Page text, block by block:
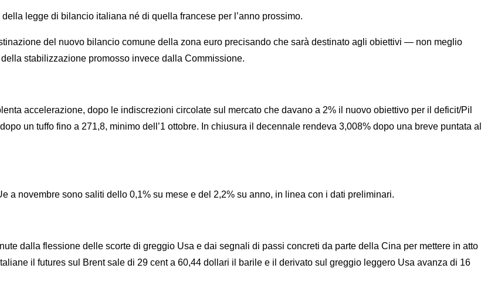
legge di bilancio italiana né di quella francese per l’anno prossimo.
del nuovo bilancio comune della zona euro precisando che sarà destinato agli obiettivi — non meglio
stabilizzazione promosso invece dalla Commissione.
accelerazione, dopo le indiscrezioni circolate sul mercato che davano a 2% il nuovo obiettivo per il deficit/Pil
un tuffo fino a 271,8, minimo dell’1 ottobre. In chiusura il decennale rendeva 3,008% dopo una breve puntata al
a novembre sono saliti dello 0,1% su mese e del 2,2% su anno, in linea con i dati preliminari.
dalla flessione delle scorte di greggio Usa e dai segnali di passi concreti da parte della Cina per mettere in atto
il futures sul Brent sale di 29 cent a 60,44 dollari il barile e il derivato sul greggio leggero Usa avanza di 16